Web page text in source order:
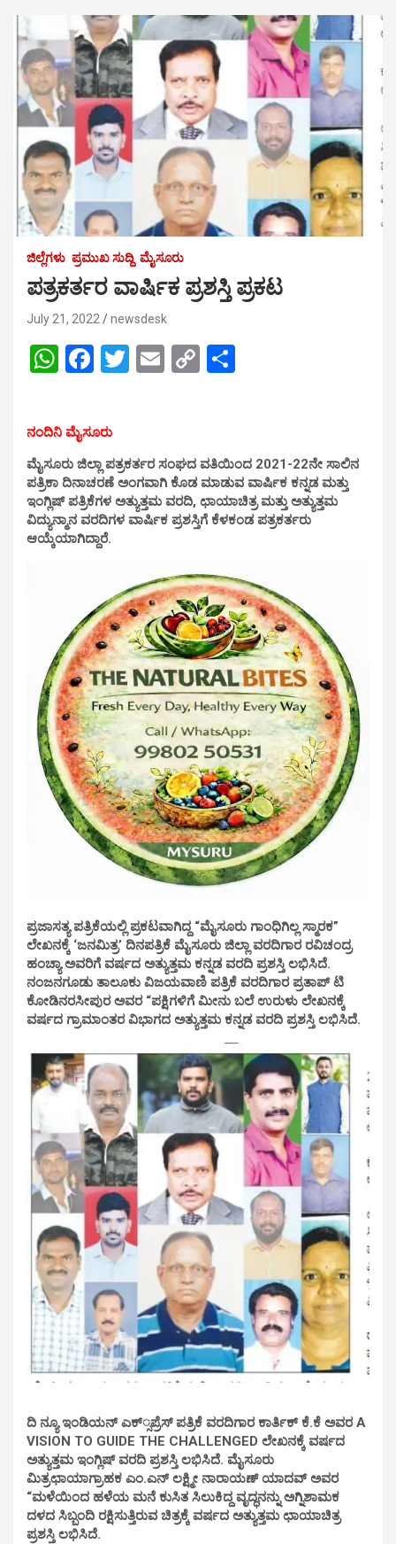
ಜಿಲ್ಲೆಗಳು ಪ್ರಮುಖ ಸುದ್ದಿ ಮೈಸೂರು
ಪತ್ರಕರ್ತರ ವಾರ್ಷಿಕ ಪ್ರಶಸ್ತಿ ಪ್ರಕಟ
July 21, 2022 newsdesk
W
s
A
p
p
F
b
o
o
k
T
E
C
n
k
ನಂದಿನಿ ‌ಮೈಸೂರು
ಮೈಸೂರು ಜಿಲ್ಲಾ ಪತ್ರಕರ್ತರ ಸಂಘದ ವತಿಯಿಂದ 2021-22ನೇ ಸಾಲಿನ
ಪತ್ರಿಕಾ ದಿನಾಚರಣೆ ಅಂಗವಾಗಿ ಕೊಡ ಮಾಡುವ ವಾರ್ಷಿಕ ಕನ್ನಡ ಮತ್ತು
ಇಂಗ್ಲಿಷ್‌ ಪತ್ರಿಕೆಗಳ ಅತ್ಯುತ್ತಮ ವರದಿ, ಛಾಯಾಚಿತ್ರ ಮತ್ತು ಅತ್ಯುತ್ತಮ
ವಿದ್ಯುನ್ಮಾನ ವರದಿಗಳ ವಾರ್ಷಿಕ ಪ್ರಶಸ್ತಿಗೆ ಕೆಳಕಂಡ ಪತ್ರಕರ್ತರು
ಆಯ್ಕೆಯಾಗಿದ್ದಾರೆ.
ಪ್ರಜಾಸತ್ಯ ಪತ್ರಿಕೆಯಲ್ಲಿ ಪ್ರಕಟವಾಗಿದ್ದ “ಮೈಸೂರು ಗಾಂಧಿಗಿಲ್ಲ ಸ್ಮಾರಕ”
ಲೇಖನಕ್ಕೆ ‘ಜನಮಿತ್ರ’ ದಿನಪತ್ರಿಕೆ ಮೈಸೂರು ಜಿಲ್ಲಾ ವರದಿಗಾರ ರವಿಚಂದ್ರ
ಹಂಚ್ಯಾ ಅವರಿಗೆ ವರ್ಷದ ಅತ್ಯುತ್ತಮ ಕನ್ನಡ ವರದಿ ಪ್ರಶಸ್ತಿ ಲಭಿಸಿದೆ.
ನಂಜನಗೂಡು ತಾಲೂಕು ವಿಜಯವಾಣಿ ಪತ್ರಿಕೆ ವರದಿಗಾರ ಪ್ರತಾಪ್‌ ಟಿ
ಕೋಡಿನರಸೀಪುರ ಅವರ “ಪಕ್ಷಿಗಳಿಗೆ ಮೀನು ಬಲೆ ಉರುಳು ಲೇಖನಕ್ಕೆ
ವರ್ಷದ ಗ್ರಾಮಾಂತರ ವಿಭಾಗದ ಅತ್ಯುತ್ತಮ ಕನ್ನಡ ವರದಿ ಪ್ರಶಸ್ತಿ ಲಭಿಸಿದೆ.
ದಿ ನ್ಯೂ ಇಂಡಿಯನ್‌ ಎಕ್‌್ಸಪ್ರೆಸ್‌ ಪತ್ರಿಕೆ ವರದಿಗಾರ ಕಾರ್ತಿಕ್‌ ಕೆ.ಕೆ ಅವರ A
VISION TO GUIDE THE CHALLENGED ಲೇಖನಕ್ಕೆ ವರ್ಷದ
ಅತ್ಯುತ್ತಮ ಇಂಗ್ಲಿಷ್‌ ವರದಿ ಪ್ರಶಸ್ತಿ ಲಭಿಸಿದೆ. ಮೈಸೂರು
ಮಿತ್ರಛಾಯಾಗ್ರಾಹಕ ಎಂ.ಎನ್‌ ಲಕ್ಷ್ಮೀ ನಾರಾಯಣ್‌ ಯಾದವ್‌ ಅವರ
“ಮಳೆಯಿಂದ ಹಳೆಯ ಮನೆ ಕುಸಿತ ಸಿಲುಕಿದ್ದ ವೃದ್ಧನನ್ನು ಅಗ್ನಿಶಾಮಕ
ದಳದ ಸಿಬ್ಬಂದಿ ರಕ್ಷಿಸುತ್ತಿರುವ ಚಿತ್ರಕ್ಕೆ ವರ್ಷದ ಅತ್ಯುತ್ತಮ ಛಾಯಾಚಿತ್ರ
ಪ್ರಶಸ್ತಿ ಲಭಿಸಿದೆ.